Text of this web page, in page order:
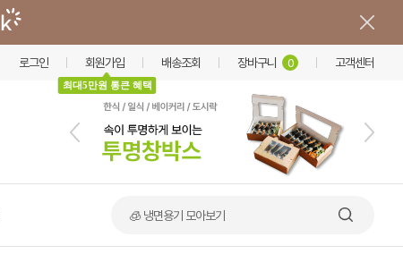
로그인 회원가입
최대5만원 통큰 혜택
배송조회 장바구니 0 고객센터
🧊 냉면용기 모아보기